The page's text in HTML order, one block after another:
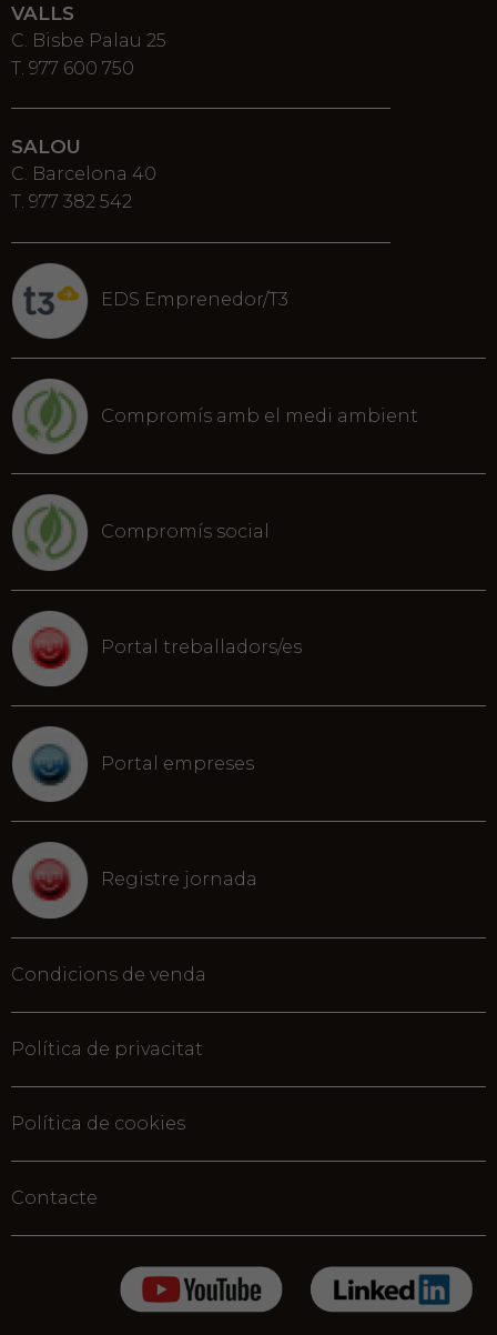
VALLS
C. Bisbe Palau 25
T. 977 600 750
SALOU
C. Barcelona 40
T. 977 382 542
EDS Emprenedor/T3
Compromís amb el medi ambient
Compromís social
Portal treballadors/es
Portal empreses
Registre jornada
Condicions de venda
Política de privacitat
Política de cookies
Contacte